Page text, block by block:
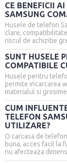
CE BENEFICII
SAMSUNG
Husele de telefon
clare,
riscul de achizitie
SUNT HUSELE
COMPATIBILE
Husele pentru
permite incarcarea
materialul si
CUM
TELEFON
UTILIZARE?
O carcasa de
buna, acces facil la
nu afecteaza